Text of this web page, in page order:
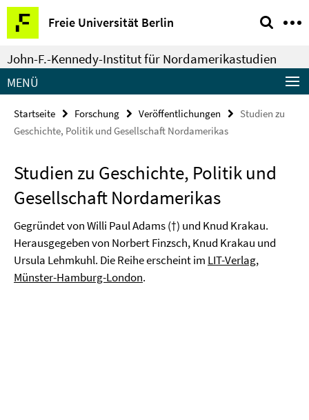
Springe
direkt
zu
Inhalt
Freie Universität Berlin
Service-
Navigation
John-F.-Kennedy-Institut für Nordamerikastudien
MENÜ
Startseite Forschung Veröffentlichungen
Studien zu
Geschichte, Politik und Gesellschaft Nordamerikas
Studien zu Geschichte, Politik und
Gesellschaft Nordamerikas
Gegründet von Willi Paul Adams (†) und Knud Krakau.
Herausgegeben von Norbert Finzsch, Knud Krakau und
Ursula Lehmkuhl. Die Reihe erscheint im LIT-Verlag,
Münster-Hamburg-London.